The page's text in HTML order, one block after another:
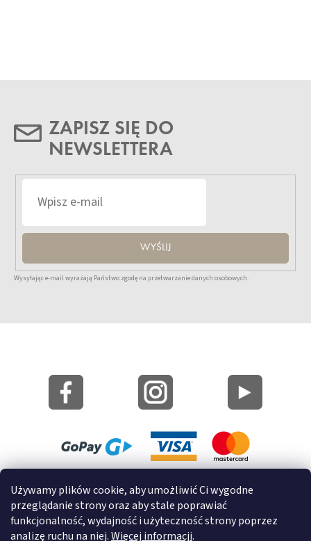
Używamy plików cookie, aby umożliwić Ci wygodne
przeglądanie strony oraz aby stale poprawiać
funkcjonalność, wydajność i użyteczność strony poprzez
analizę ruchu na niej.Więcej informacji.
ZAPISZ SIĘ DO
NEWSLETTERA
WYŚLIJ
Wysyłając e-mail wyrażają Państwo zgodę na przetwarzanie danych osobowych.
Informacje o cookies
© 2022 GRUND a.s.